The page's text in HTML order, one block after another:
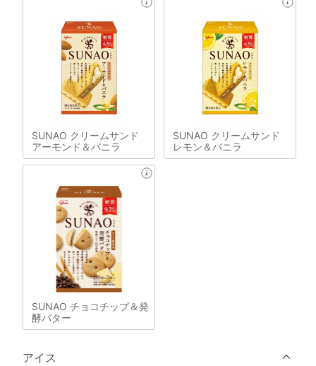
SUNAO クリームサンド
アーモンド＆バニラ
SUNAO クリームサンド
レモン＆バニラ
SUNAO チョコチップ＆発
酵バター
アイス